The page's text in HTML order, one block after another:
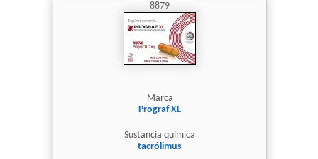
8879
Marca
Prograf XL
Sustancia química
tacrólimus